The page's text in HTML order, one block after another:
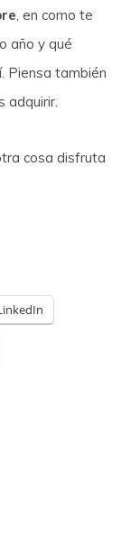
, en como te
año y qué
Piensa también
adquirir.
cosa disfruta